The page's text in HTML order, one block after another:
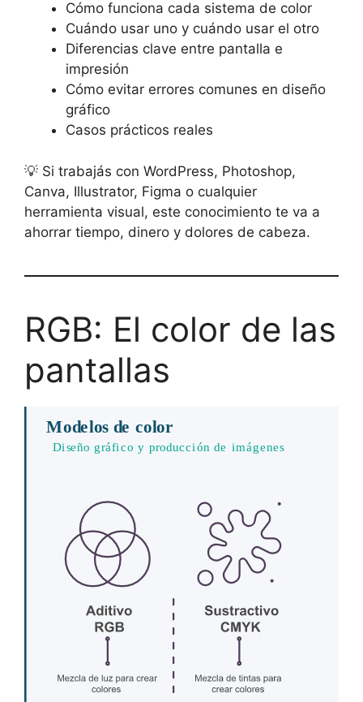
Cómo funciona cada sistema de color
Cuándo usar uno y cuándo usar el otro
Diferencias clave entre pantalla e
impresión
Cómo evitar errores comunes en diseño
gráfico
Casos prácticos reales
💡 Si trabajás con WordPress, Photoshop,
Canva, Illustrator, Figma o cualquier
herramienta visual, este conocimiento te va a
ahorrar tiempo, dinero y dolores de cabeza.
RGB: El color de las
pantallas